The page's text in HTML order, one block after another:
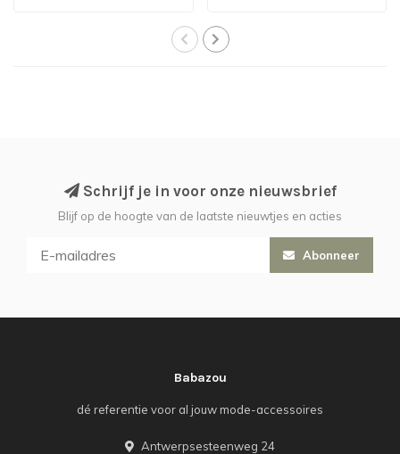
Schrijf je in voor onze nieuwsbrief
Blijf op de hoogte van de laatste nieuwtjes en acties
Abonneer
Babazou
dé referentie voor al jouw mode-accessoires
Antwerpsesteenweg 24